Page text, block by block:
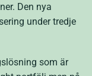
Den nya
under tredje
som är